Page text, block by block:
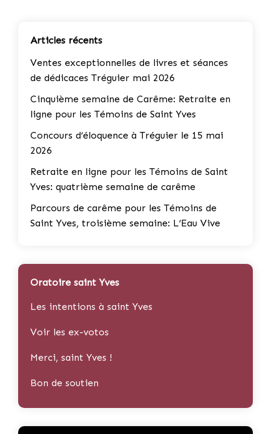
Articles récents
Ventes exceptionnelles de livres et séances
de dédicaces Tréguier mai 2026
Cinquième semaine de Carême: Retraite en
ligne pour les Témoins de Saint Yves
Concours d’éloquence à Tréguier le 15 mai
2026
Retraite en ligne pour les Témoins de Saint
Yves: quatrième semaine de carême
Parcours de carême pour les Témoins de
Saint Yves, troisième semaine: L’Eau Vive
Oratoire saint Yves
Les intentions à saint Yves
Voir les ex-votos
Merci, saint Yves !
Bon de soutien